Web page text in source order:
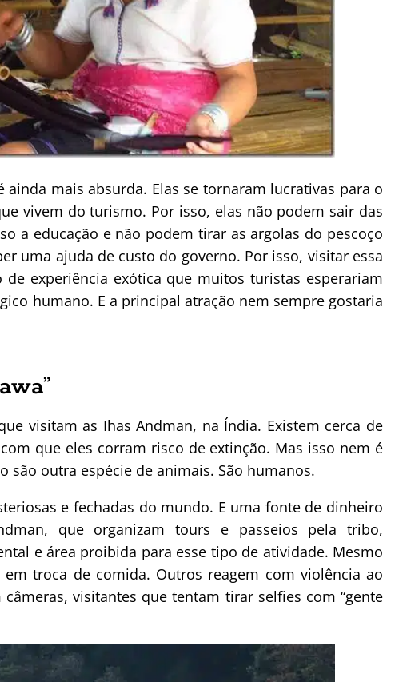
ainda mais absurda. Elas se tornaram lucrativas para o
vivem do turismo. Por isso, elas não podem sair das
a educação e não podem tirar as argolas do pescoço
uma ajuda de custo do governo. Por isso, visitar essa
experiência exótica que muitos turistas esperariam
humano. E a principal atração nem sempre gostaria
visitam as Ihas Andman, na Índia. Existem cerca de
que eles corram risco de extinção. Mas isso nem é
são outra espécie de animais. São humanos.
e fechadas do mundo. E uma fonte de dinheiro
que organizam tours e passeios pela tribo,
e área proibida para esse tipo de atividade. Mesmo
troca de comida. Outros reagem com violência ao
visitantes que tentam tirar selfies com “gente